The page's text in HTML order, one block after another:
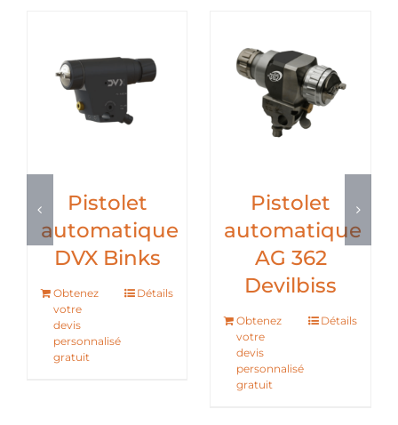
Pistolet
automatique
DVX Binks
Obtenez
votre
devis
personnalisé
gratuit
Détails
Pistolet
automatique
AG 362
Devilbiss
Obtenez
votre
devis
personnalisé
gratuit
Détails